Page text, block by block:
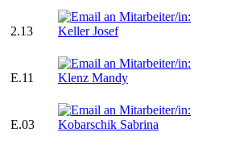
2.13
E.11
E.03